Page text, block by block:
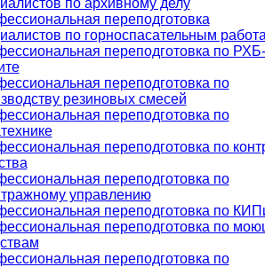
переподготовка
по горноспасательным
переподготовка по РХБ-
переподготовка по
резиновых смесей
переподготовка по
переподготовка по
переподготовка по
управлению
переподготовка по
переподготовка по
переподготовка по